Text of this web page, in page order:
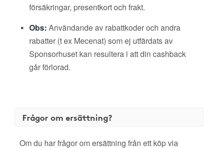
försäkringar, presentkort och frakt.
Obs: Användande av rabattkoder och andra
rabatter (t ex Mecenat) som ej utfärdats av
Sponsorhuset kan resultera i att din cashback
går förlorad.
Frågor om ersättning?
Om du har frågor om ersättning från ett köp via